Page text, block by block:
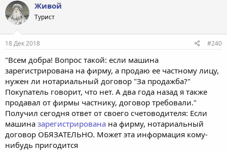
Живой
Турист
18 Дек 2018 #240
"Всем добра! Вопрос такой: если машина
зарегистрирована на фирму, а продаю ее частному лицу,
нужен ли нотариальный договор "За продажба?"
Покупатель говорит, что нет. А два года назад я также
продавал от фирмы частнику, договор требовали."
Получил сегодня ответ от своего счетоводителя: Если
машина зарегистрирована на фирму, нотариальный
договор ОБЯЗАТЕЛЬНО. Может эта информация кому-
нибудь пригодится